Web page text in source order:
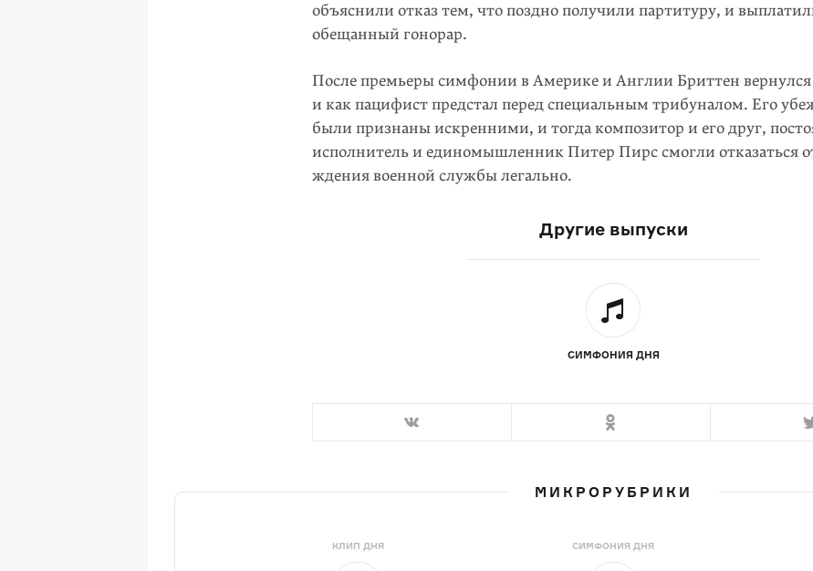
объяснили отказ тем, что поздно получили партитуру, и
обещанный гонорар.
После премьеры симфонии в Америке и Англии Бриттен
и как пацифист предстал перед специальным трибуналом. Его
были признаны искренними, и тогда композитор и его друг,
исполнитель и единомышленник Питер Пирс смогли отказаться
ждения военной службы легально.
Другие выпуски
СИМФОНИЯ ДНЯ
МИКРОРУБРИКИ
КЛИП ДНЯ СИМФОНИЯ ДНЯ